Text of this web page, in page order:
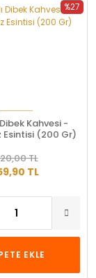
%27
Dibek Kahvesi -
Esintisi (200 Gr)
TL
TL
EKLE